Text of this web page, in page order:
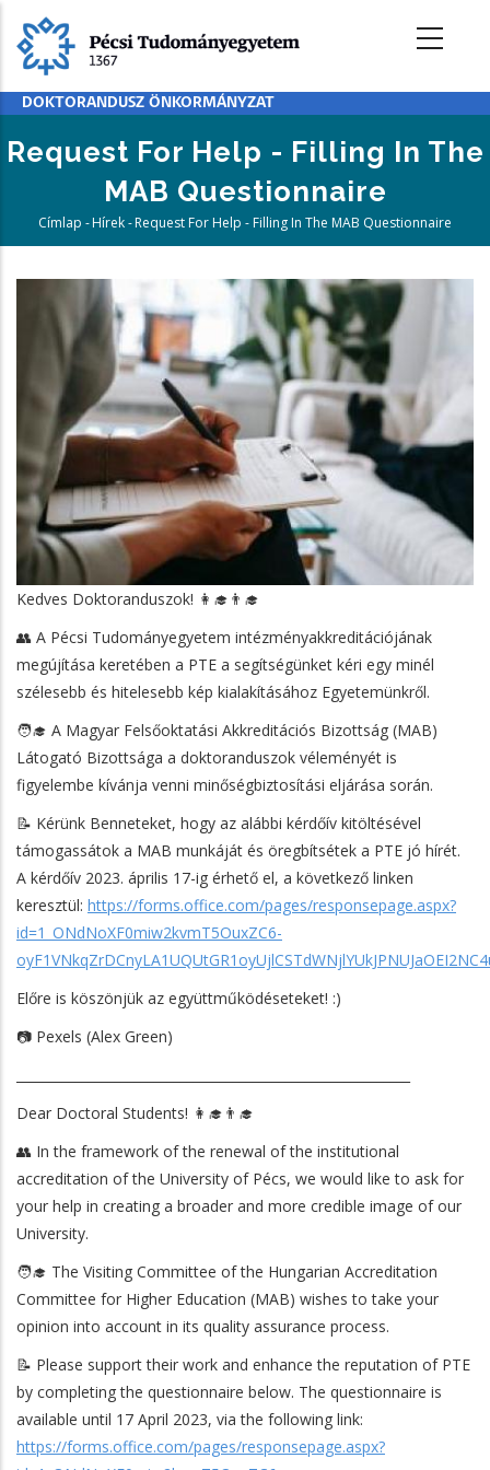
tartalomra
DOKTORANDUSZ ÖNKORMÁNYZAT
Request For Help - Filling In The
MAB Questionnaire
Morzsa
Címlap -Hírek-Request For Help - Filling In The MAB Questionnaire
Kedves Doktoranduszok! 👩‍🎓👨‍🎓
👥 A Pécsi Tudományegyetem intézményakkreditációjának
megújítása keretében a PTE a segítségünket kéri egy minél
szélesebb és hitelesebb kép kialakításához Egyetemünkről.
🧑‍🎓 A Magyar Felsőoktatási Akkreditációs Bizottság (MAB)
Látogató Bizottsága a doktoranduszok véleményét is
figyelembe kívánja venni minőségbiztosítási eljárása során.
📝 Kérünk Benneteket, hogy az alábbi kérdőív kitöltésével
támogassátok a MAB munkáját és öregbítsétek a PTE jó hírét.
A kérdőív 2023. április 17-ig érhető el, a következő linken
keresztül: https://forms.office.com/pages/responsepage.aspx?
id=1_ONdNoXF0miw2kvmT5OuxZC6-
Előre is köszönjük az együttműködéseteket! :)
📷 Pexels (Alex Green)
Dear Doctoral Students! 👩‍🎓👨‍🎓
👥 In the framework of the renewal of the institutional
accreditation of the University of Pécs, we would like to ask for
your help in creating a broader and more credible image of our
University.
🧑‍🎓 The Visiting Committee of the Hungarian Accreditation
Committee for Higher Education (MAB) wishes to take your
opinion into account in its quality assurance process.
📝 Please support their work and enhance the reputation of PTE
by completing the questionnaire below. The questionnaire is
available until 17 April 2023, via the following link:
https://forms.office.com/pages/responsepage.aspx?